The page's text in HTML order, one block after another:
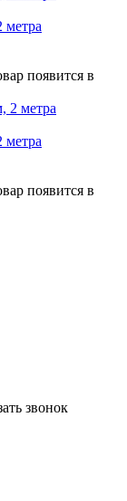
появится в
появится в
звонок